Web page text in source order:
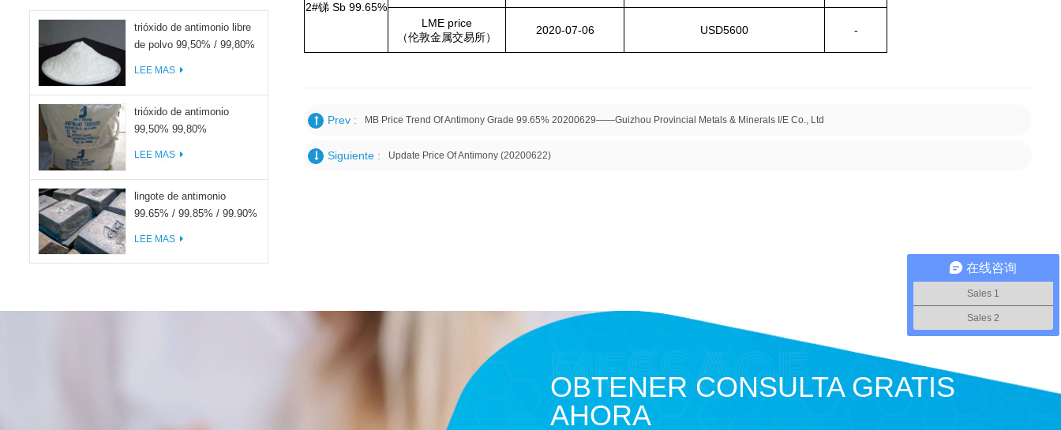
trióxido de antimonio libre
de polvo 99,50% / 99,80%
LEE MAS
trióxido de antimonio
99,50% 99,80%
LEE MAS
lingote de antimonio
99.65% / 99.85% / 99.90%
LEE MAS
2#锑 Sb 99.65%
LME price
（伦敦金属交易所）
2020-07-06 USD5600 -
Prev : MB Price Trend Of Antimony Grade 99.65% 20200629——Guizhou Provincial Metals & Minerals I/E Co., Ltd
Siguiente : Update Price Of Antimony (20200622)
OBTENER CONSULTA GRATIS
AHORA
在线咨询
Sales 1
Sales 2